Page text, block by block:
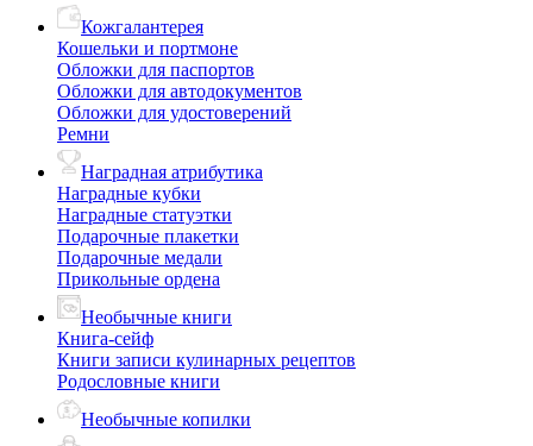
Кожгалантерея
Кошельки и портмоне
Обложки для паспортов
Обложки для автодокументов
Обложки для удостоверений
Ремни
Наградная атрибутика
Наградные кубки
Наградные статуэтки
Подарочные плакетки
Подарочные медали
Прикольные ордена
Необычные книги
Книга-сейф
Книги записи кулинарных рецептов
Родословные книги
Необычные копилки